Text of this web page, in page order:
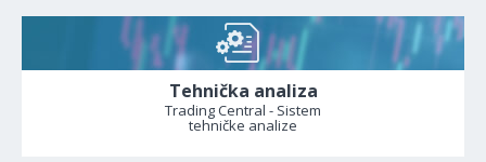
Tehnička analiza
Trading Central - Sistem
tehničke analize